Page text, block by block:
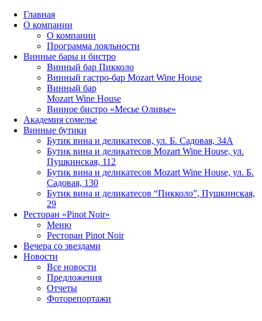
Главная
О компании
О компании
Программа лояльности
Винные бары и бистро
Винный бар Пикколо
Винный гастро-бар Mozart Wine House
Винный бар
Mozart Wine House
Винное бистро «Месье Оливье»
Академия сомелье
Винные бутики
Бутик вина и деликатесов, ул. Б. Садовая, 34А
Бутик вина и деликатесов Mozart Wine House, ул.
Пушкинская, 112
Бутик вина и деликатесов Mozart Wine House, ул. Б.
Садовая, 130
Бутик вина и деликатесов “Пикколо”, Пушкинская,
29
Ресторан «Pinot Noir»
Меню
Ресторан Pinot Noir
Вечера со звездами
Новости
Все новости
Предложения
Отчеты
Фоторепортажи